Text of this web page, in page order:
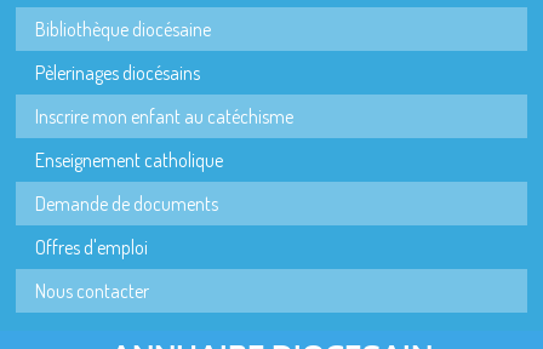
Bibliothèque diocésaine
Pèlerinages diocésains
Inscrire mon enfant au catéchisme
Enseignement catholique
Demande de documents
Offres d'emploi
Nous contacter